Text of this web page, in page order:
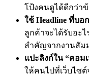
โป้งคนดูได้ดีกว่า
ใช้ Headline ที่บอ
ลูกค้าจะได้รับอะไ
สำคัญจากงานสั
แปะลิงก์ใน “คอม
ให้คนไปที่เว็บไซ